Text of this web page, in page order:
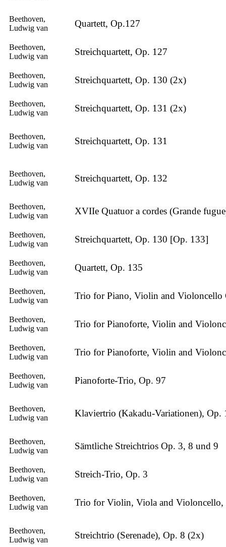
Beethoven,
Ludwig van
Quartett, Op.127
Beethoven,
Ludwig van
Streichquartett, Op. 127
Beethoven,
Ludwig van
Streichquartett, Op. 130 (2x)
Beethoven,
Ludwig van
Streichquartett, Op. 131 (2x)
Beethoven,
Ludwig van
Streichquartett, Op. 131
Beethoven,
Ludwig van
Streichquartett, Op. 132
Beethoven,
Ludwig van
XVIIe Quatuor a cordes (Grande
Beethoven,
Ludwig van
Streichquartett, Op. 130 [Op. 133]
Beethoven,
Ludwig van
Quartett, Op. 135
Beethoven,
Ludwig van
Trio for Piano, Violin and Violoncello
Beethoven,
Ludwig van
Trio for Pianoforte, Violin and
Beethoven,
Ludwig van
Trio for Pianoforte, Violin and
Beethoven,
Ludwig van
Pianoforte-Trio, Op. 97
Beethoven,
Ludwig van
Klaviertrio (Kakadu-Variationen), Op.
Beethoven,
Ludwig van
Sämtliche Streichtrios Op. 3, 8 und 9
Beethoven,
Ludwig van
Streich-Trio, Op. 3
Beethoven,
Ludwig van
Trio for Violin, Viola and Violoncello,
Beethoven,
Ludwig van
Streichtrio (Serenade), Op. 8 (2x)